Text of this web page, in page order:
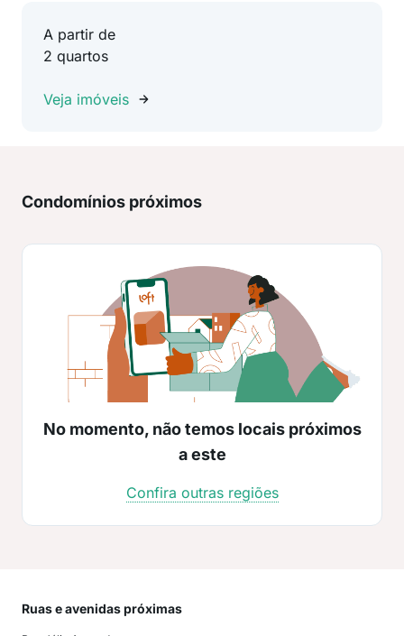
A partir de
2 quartos
Veja imóveis
Condomínios próximos
No momento, não temos locais próximos
a este
Confira outras regiões
Ruas e avenidas próximas